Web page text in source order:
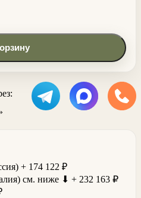
+ 174 122 ₽
см. ниже ⬇ + 232 163 ₽